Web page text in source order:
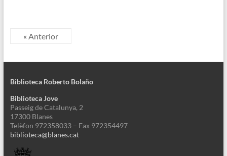
« Anterior
Biblioteca Roberto Bolaño
Biblioteca Jove
Passeig de Catalunya, 2
17300 Blanes
Telèfon 972358033 – Fax 972354497
biblioteca@blanes.cat